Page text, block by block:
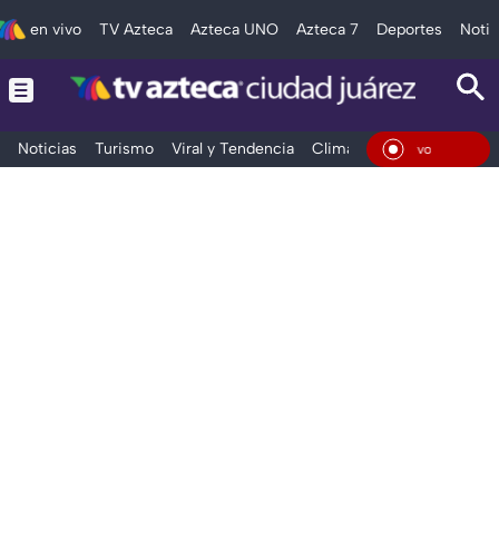
en vivo TV Azteca Azteca UNO Azteca 7 Deportes
Noticias Turismo Viral y Tendencia Clima Deportes
En Vivo